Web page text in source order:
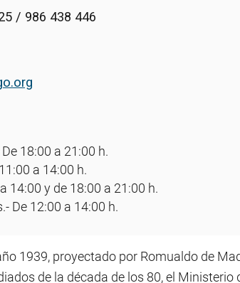
/ 986 438 446
18:00 a 21:00 h.
a 14:00 h.
14:00 y de 18:00 a 21:00 h.
De 12:00 a 14:00 h.
1939, proyectado por Romualdo de
de la década de los 80, el